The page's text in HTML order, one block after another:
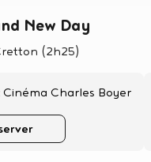
New Day
(2h25)
Cinéma Charles Boyer